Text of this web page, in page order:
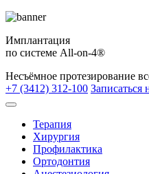
Имплантация
по системе All-on-4®
Несъёмное протезирование
+7 (3412) 312-100 Записаться
Терапия
Хирургия
Профилактика
Ортодонтия